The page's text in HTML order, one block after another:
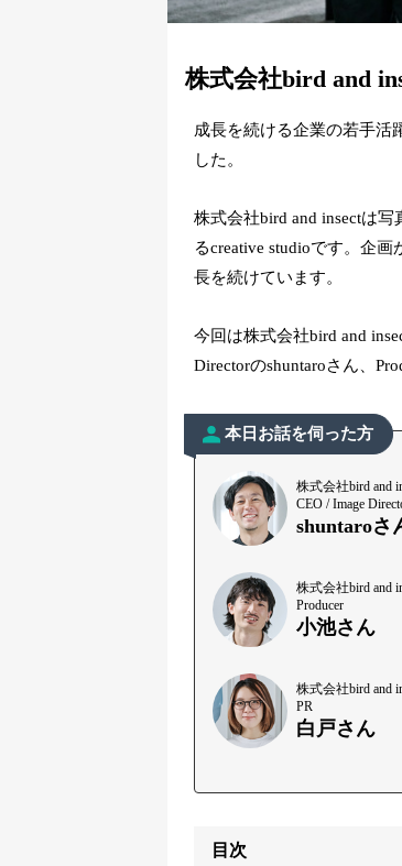
株式会社bird and
成長を続ける企業の若手活
した。
株式会社bird and insectは
るcreative studioです。企
長を続けています。
今回は株式会社bird and
Directorのshuntaroさん、
本日お話を伺った方
株式会社bird and
CEO / Image
shuntaroさ
株式会社bird and
Producer
小池さん
株式会社bird and
PR
白戸さん
目次